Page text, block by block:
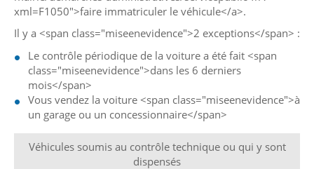
xml=F1050">faire immatriculer le véhicule</a>.
Il y a <span class="miseenevidence">2 exceptions</span> :
Le contrôle périodique de la voiture a été fait <span
class="miseenevidence">dans les 6 derniers
mois</span>
Vous vendez la voiture <span class="miseenevidence">à
un garage ou un concessionnaire</span>
Véhicules soumis au contrôle technique ou qui y sont
dispensés